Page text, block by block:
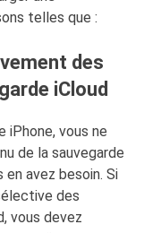
telles que :
des
iCloud
iPhone, vous ne
de la sauvegarde
en avez besoin. Si
des
vous devez